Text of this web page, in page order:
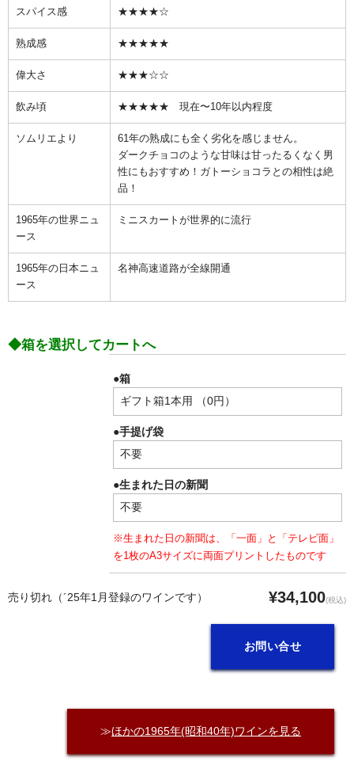
スパイス感 ★★★★☆
熟成感 ★★★★★
偉大さ ★★★☆☆
飲み頃 ★★★★★ 現在〜10年以内程度
ソムリエより 61年の熟成にも全く劣化を感じません。
ダークチョコのような甘味は甘ったるくなく男
性にもおすすめ！ガトーショコラとの相性は絶
品！
1965年の世界ニュ
ース
ミニスカートが世界的に流行
1965年の日本ニュ
ース
名神高速道路が全線開通
◆箱を選択してカートへ
●箱
●手提げ袋
●生まれた日の新聞
※生まれた日の新聞は、「一面」と「テレビ面」
を1枚のA3サイズに両面プリントしたものです
売り切れ（´25年1月登録のワインです） ¥34,100(税込)
お問い合せ
≫ほかの1965年(昭和40年)ワインを見る